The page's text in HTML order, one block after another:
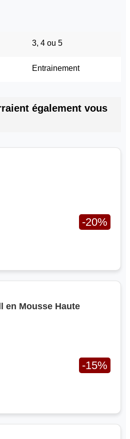
3, 4 ou 5
Entrainement
également vous
-20%
en Mousse Haute
-15%